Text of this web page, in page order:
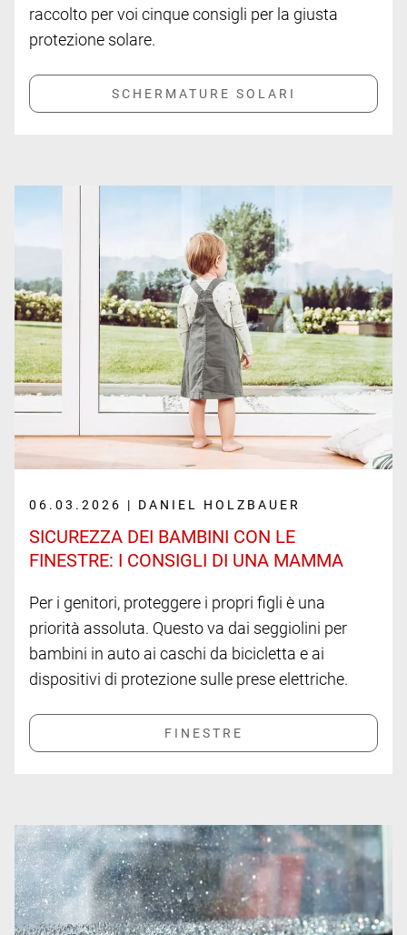
raccolto per voi cinque consigli per la giusta
protezione solare.
06.03.2026 | DANIEL HOLZBAUER
SICUREZZA DEI BAMBINI CON LE
FINESTRE: I CONSIGLI DI UNA MAMMA
Per i genitori, proteggere i propri figli è una
priorità assoluta. Questo va dai seggiolini per
bambini in auto ai caschi da bicicletta e ai
dispositivi di protezione sulle prese elettriche.